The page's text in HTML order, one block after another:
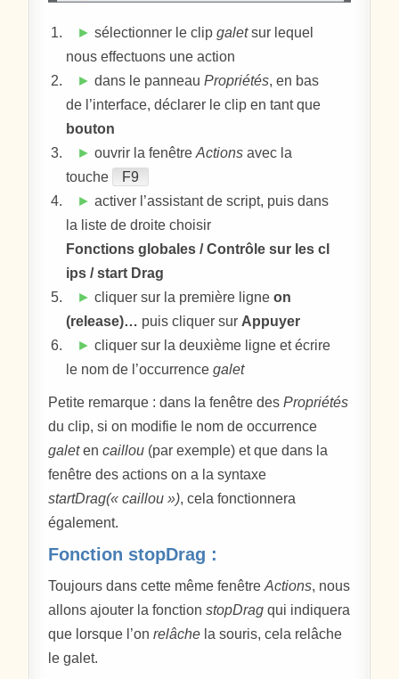
► sélectionner le clipgaletsur lequel
nous effectuons une action
► dans le panneauPropriétés, en bas
de l’interface, déclarer le clip en tant que
bouton
► ouvrir la fenêtreActions avec la
touche
F9
► activer l’assistant de script, puis dans
la liste de droite choisir
Fonctions globales / Contrôle sur les cl
ips / start Drag
► cliquer sur la première ligneon
(release)… puis cliquer surAppuyer
► cliquer sur la deuxième ligne et écrire
le nom de l’occurrencegalet
Petite remarque : dans la fenêtre desPropriétés
du clip, si on modifie le nom de occurrence
galetencaillou (par exemple) et que dans la
fenêtre des actions on a la syntaxe
startDrag(« caillou »), cela fonctionnera
également.
Fonction stopDrag :
Toujours dans cette même fenêtreActions, nous
allons ajouter la fonctionstopDrag qui indiquera
que lorsque l’onrelâche la souris, cela relâche
le galet.